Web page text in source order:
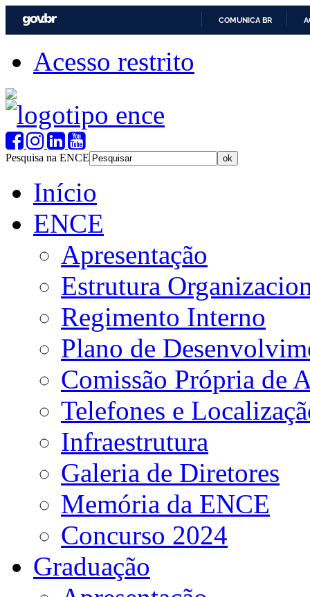
COMUNICA BR
Acesso restrito
Pesquisa na ENCE
Início
ENCE
Apresentação
Estrutura
Regimento Interno
Plano de
Comissão Própria de
Telefones e
Infraestrutura
Galeria de Diretores
Memória da ENCE
Concurso 2024
Graduação